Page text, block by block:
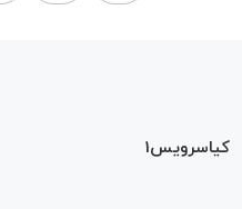
کیاسرویس1